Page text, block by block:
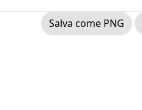
Salva come PNG